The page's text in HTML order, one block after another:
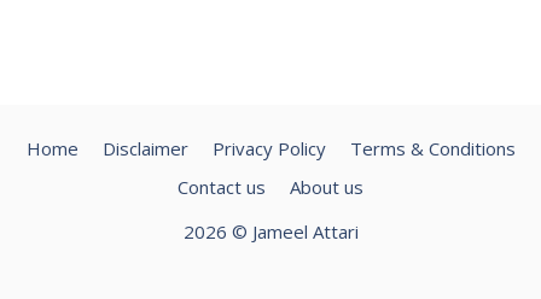
Home Disclaimer Privacy Policy
Terms & Conditions
Contact us
About us
2026 © Jameel Attari